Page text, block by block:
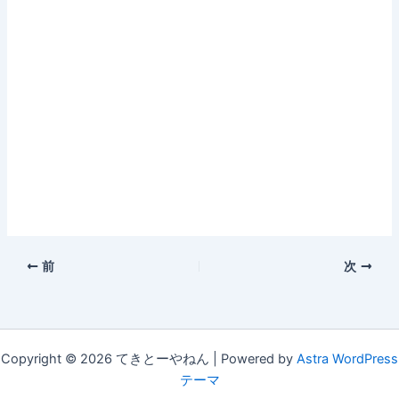
前 次
Copyright © 2026 てきとーやねん | Powered by Astra WordPress
テーマ